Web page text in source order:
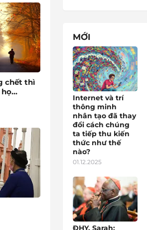
chết thì
MỚI
Internet và trí
thông minh
nhân tạo đã thay
đổi cách chúng
ta tiếp thu kiến
thức như thế
nào?
01.12.2025
ĐHY. Sarah: